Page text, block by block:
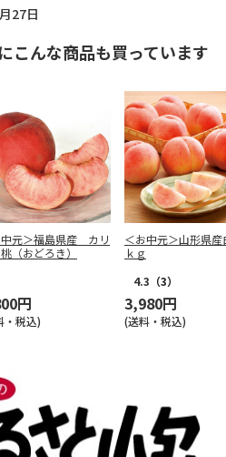
27日
こんな商品も買っています
元＞福島県産 カリ
（おどろき）
円
・税込)
＜お中元＞山形県産
ｋｇ
4.3 （3）
3,980円
(送料・税込)